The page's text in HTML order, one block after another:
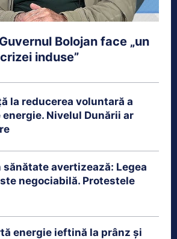
Bolojan face „un
induse”
la reducerea voluntară a
Nivelul Dunării ar
avertizează: Legea
negociabilă. Protestele
energie ieftină la prânz și